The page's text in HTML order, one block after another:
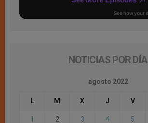
NOTICIAS POR DÍA
agosto 2022
L M X J V
1 2 3 4 5